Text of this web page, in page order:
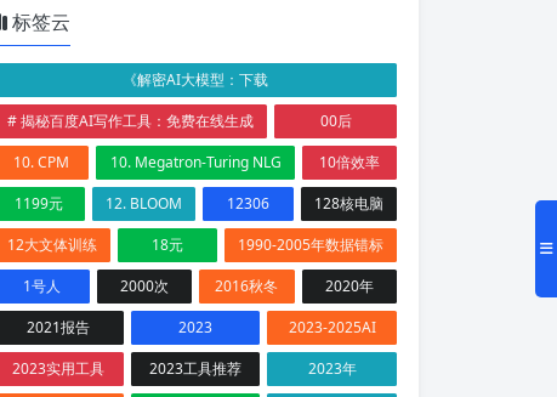
标签云
《解密AI大模型：下载
# 揭秘百度AI写作工具：免费在线生成
00后
10. CPM
10. Megatron-Turing NLG
10倍效率
1199元
12. BLOOM 12306
128核电脑
12大文体训练
18元
1990-2005年数据错标
1号人
2000次 2016秋冬
2020年
2021报告
2023
2023-2025AI
2023实用工具
2023工具推荐
2023年